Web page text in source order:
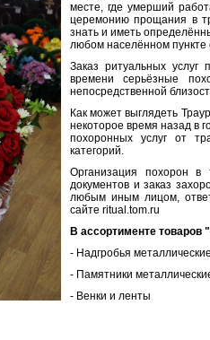
месте, где умерший
церемонию прощания в
знать и иметь
любом населённом пункте
Заказ ритуальных
времени серьёзные
непосредственной
Как может выглядеть
некоторое время назад в
похоронных услуг от
категорий.
Организация похорон в
документов и заказ
любым иным лицом,
сайте ritual.tom.ru
В ассортименте
- Надгробья металлические
- Памятники
- Венки и ленты